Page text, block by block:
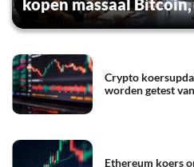
Crypto
worden getest
Ethereum koers